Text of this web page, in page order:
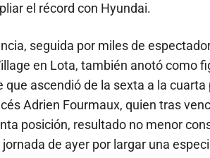
el récord con Hyundai.
seguida por miles de
en Lota, también anotó como
que ascendió de la sexta a la cuarta
Adrien Fourmaux, quien tras
posición, resultado no menor
de ayer por largar una